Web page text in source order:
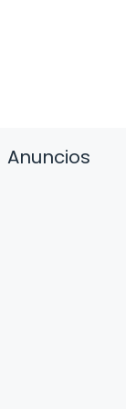
Anuncios